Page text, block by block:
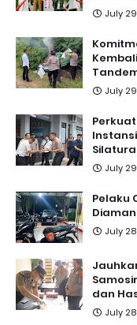
July
July
July
Pelaku
July
dan
July